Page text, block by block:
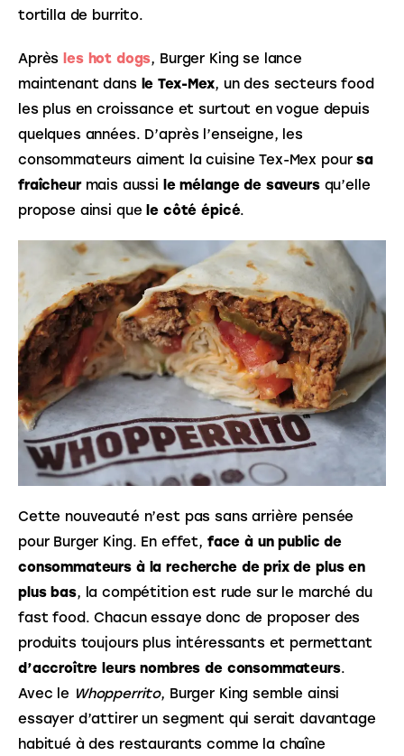
tortilla de burrito.
Après les hot dogs, Burger King se lance
maintenant dans le Tex-Mex, un des secteurs food
les plus en croissance et surtout en vogue depuis
quelques années. D’après l’enseigne, les
consommateurs aiment la cuisine Tex-Mex pour sa
fraîcheur mais aussi le mélange de saveurs qu’elle
propose ainsi que le côté épicé.
Cette nouveauté n’est pas sans arrière pensée
pour Burger King. En effet, face à un public de
consommateurs à la recherche de prix de plus en
plus bas, la compétition est rude sur le marché du
fast food. Chacun essaye donc de proposer des
produits toujours plus intéressants et permettant
d’accroître leurs nombres de consommateurs.
Avec le Whopperrito, Burger King semble ainsi
essayer d’attirer un segment qui serait davantage
habitué à des restaurants comme la chaîne